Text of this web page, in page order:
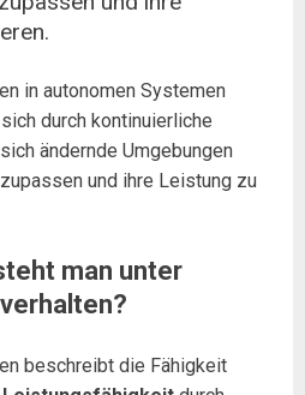
in autonomen Systemen
durch kontinuierliche
ändernde Umgebungen
und ihre Leistung zu
man unter
beschreibt die Fähigkeit